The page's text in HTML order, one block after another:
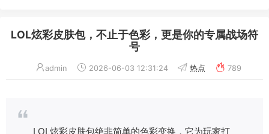
LOL炫彩皮肤包，不止于色彩，更是你的专属战场符
号
admin 2026-06-03 12:31:24 热点 789
LOL炫彩皮肤包绝非简单的色彩变换，它为玩家打